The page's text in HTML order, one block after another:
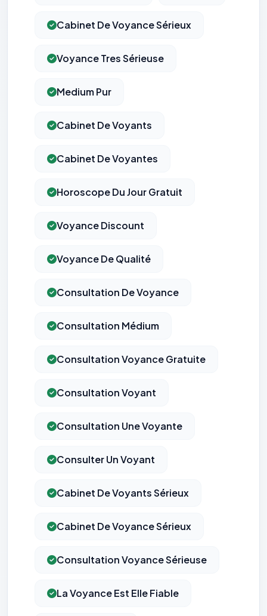
Cabinet De Voyance Sérieux
Voyance Tres Sérieuse
Medium Pur
Cabinet De Voyants
Cabinet De Voyantes
Horoscope Du Jour Gratuit
Voyance Discount
Voyance De Qualité
Consultation De Voyance
Consultation Médium
Consultation Voyance Gratuite
Consultation Voyant
Consultation Une Voyante
Consulter Un Voyant
Cabinet De Voyants Sérieux
Cabinet De Voyance Sérieux
Consultation Voyance Sérieuse
La Voyance Est Elle Fiable